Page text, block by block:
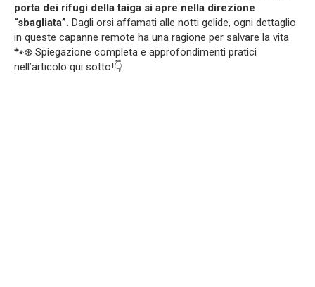
porta dei rifugi della taiga si apre nella direzione
“sbagliata”. Dagli orsi affamati alle notti gelide, ogni dettaglio
in queste capanne remote ha una ragione per salvare la vita
🐾❄️ Spiegazione completa e approfondimenti pratici
nell’articolo qui sotto!👇